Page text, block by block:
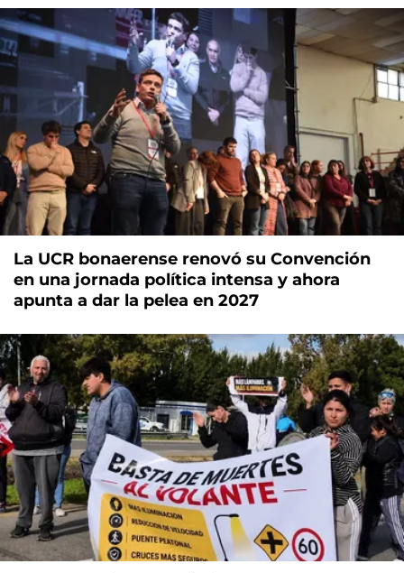
La UCR bonaerense renovó su Convención
en una jornada política intensa y ahora
apunta a dar la pelea en 2027